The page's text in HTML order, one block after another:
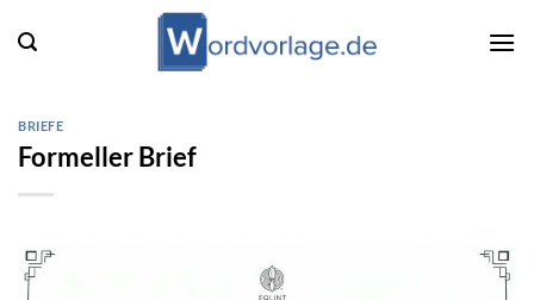
Inhalt
BRIEFE
Formeller Brief